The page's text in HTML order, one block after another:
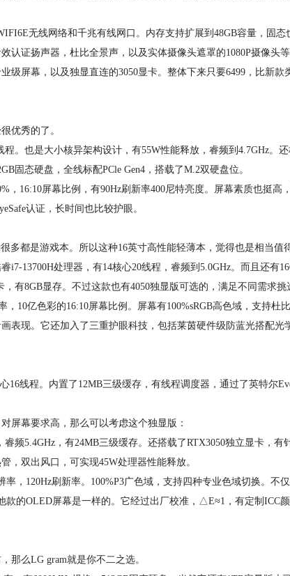
无线网络和千兆有线网口。内存支持扩展到48GB容量，固态
证扬声器，杜比全景声，以及实体摄像头遮罩的1080P摄像头等
屏幕，以及独显直连的3050显卡。整体下来只要6499，比新款
优秀的了。
也是大小核异架构设计，有55W性能释放，睿频到4.7GHz。还
固态硬盘，全线标配PCle Gen4，搭载了M.2双硬盘位。
16:10屏幕比例，有90Hz刷新率400尼特亮度。屏幕素质也挺高
认证，长时间也比较护眼。
都是游戏本。所以这种16英寸高性能轻薄本，觉得也是相当值
13700H处理器，有14核心20线程，睿频到5.0GHz。而且还有
有8GB显存。不过这款也有4050独显版可选的，满足不同需求挑
10亿色彩的16:10屏幕比例。屏幕有100%sRGB高色域，支持杜
表现。它还加入了三重护眼科技，包括莱茵硬件级防蓝光搭配光
线程。内置了12MB三级缓存，有线程调度器，通过了英特尔
幕要求高，那么可以考虑这个独显版：
5.4GHz，有24MB三级缓存。还搭载了RTX3050独立显卡，有
，双出风口，可实现45W处理器性能释放。
120Hz刷新率。100%P3广色域，支持四种专业色域切换。不仅
款的OLED屏幕是一样的。它经过出厂校准，△E≈1，有定制ICC
么LG gram就是你不二之选。